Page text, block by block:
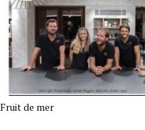
Fruit de mer